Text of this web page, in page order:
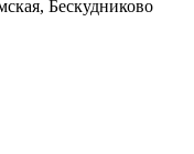
Бескудниково